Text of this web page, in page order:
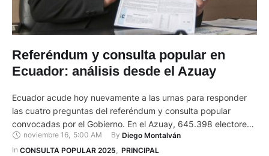
Referéndum y consulta popular en
Ecuador: análisis desde el Azuay
Ecuador acude hoy nuevamente a las urnas para responder
las cuatro preguntas del referéndum y consulta popular
convocadas por el Gobierno. En el Azuay, 645.398 electores
están llamados a participar en una jornada marcada por la
desinformación, la apatía y las preocupaciones por la
noviembre 16, 5:00 AM By Diego Montalván
In CONSULTA POPULAR 2025 PRINCIPAL